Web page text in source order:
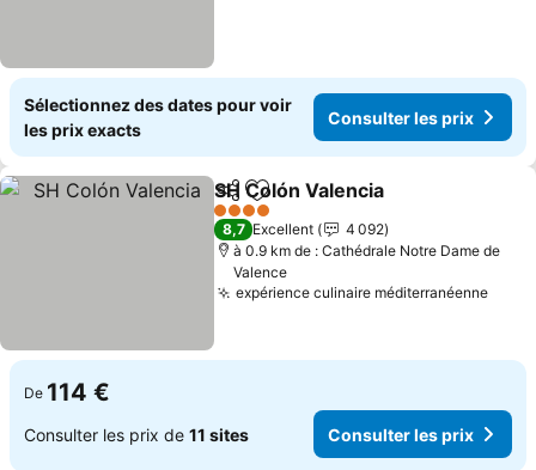
Sélectionnez des dates pour voir
les prix exacts
Consulter les prix
PartagerAjouter à mes favoris
SH Colón Valencia
4 Étoiles
8,7 Excellent
4 092
à 0.9 km de : Cathédrale Notre Dame de
Valence
expérience culinaire méditerranéenne
De 114 €
Consulter les prix de 11 sites Consulter les prix